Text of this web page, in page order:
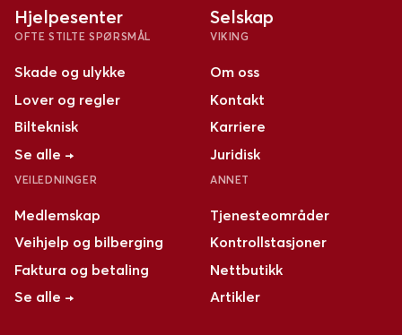
Hjelpesenter
OFTE STILTE SPØRSMÅL
Skade og ulykke
Lover og regler
Bilteknisk
Se alle →
VEILEDNINGER
Medlemskap
Veihjelp og bilberging
Faktura og betaling
Se alle →
Selskap
VIKING
Om oss
Kontakt
Karriere
Juridisk
ANNET
Tjenesteområder
Kontrollstasjoner
Nettbutikk
Artikler